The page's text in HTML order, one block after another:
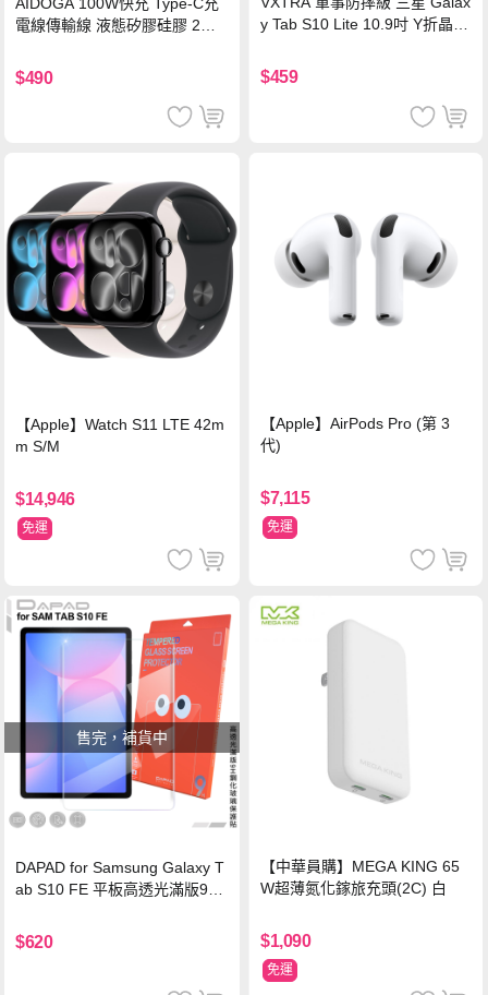
AIDOGA 100W快充 Type-C充
電線傳輸線 液態矽膠硅膠 2M
$490
y Tab S10 Lite 10.9吋 Y折晶透
$459
【Apple】Watch S11 LTE 42m
m S/M
$14,946
免運
【Apple】AirPods Pro (第 3
代)
$7,115
免運
售完，補貨中
DAPAD for Samsung Galaxy T
ab S10 FE 平板高透光滿版9H
$620
【中華員購】MEGA KING 65
W超薄氮化鎵旅充頭(2C) 白
$1,090
免運